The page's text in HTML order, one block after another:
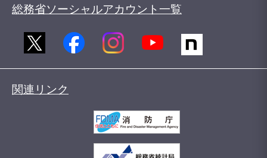
総務省ソーシャルアカウント一覧
関連リンク